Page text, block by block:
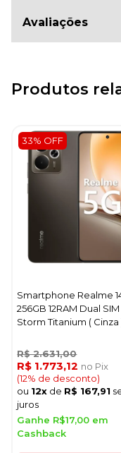
Avaliações
Produtos
33% OFF
Smartphone Realme
256GB 12RAM Dual
Storm Titanium ( Cinza
R$ 2.631,00
R$ 1.773,12 no Pix
(12% de desconto)
ou 12x de R$ 167,91
juros
Ganhe R$17,00 em
Cashback